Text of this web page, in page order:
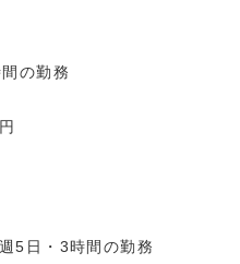
の勤務
5日・3時間の勤務